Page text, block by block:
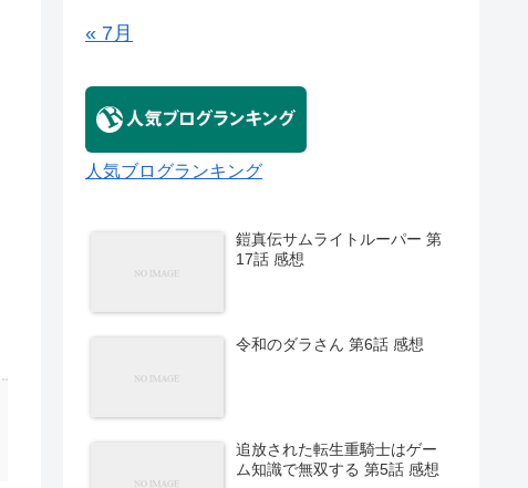
« 7月
人気ブログランキング
鎧真伝サムライトルーパー 第
17話 感想
令和のダラさん 第6話 感想
追放された転生重騎士はゲー
ム知識で無双する 第5話 感想